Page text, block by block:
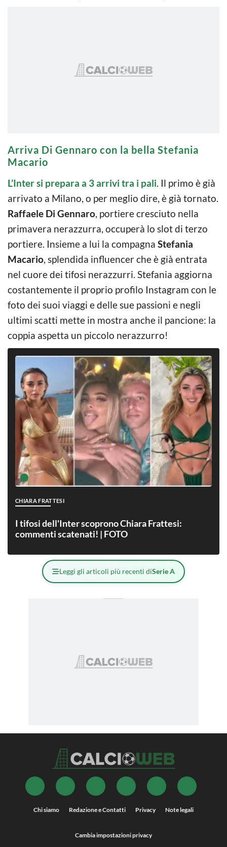
Arriva Di Gennaro con la bella Stefania
Macario
L’Inter si prepara a 3 arrivi tra i pali. Il primo è già
arrivato a Milano, o per meglio dire, è già tornato.
Raffaele Di Gennaro, portiere cresciuto nella
primavera nerazzurra, occuperà lo slot di terzo
portiere. Insieme a lui la compagna Stefania
Macario, splendida influencer che è già entrata
nel cuore dei tifosi nerazzurri. Stefania aggiorna
costantemente il proprio profilo Instagram con le
foto dei suoi viaggi e delle sue passioni e negli
ultimi scatti mette in mostra anche il pancione: la
coppia aspetta un piccolo nerazzurro!
CHIARA FRATTESI
I tifosi dell'Inter scoprono Chiara Frattesi:
commenti scatenati! | FOTO
Leggi gli articoli più recenti diSerie A
Chi siamo Redazione e Contatti Privacy Note legali
Cambia impostazioni privacy